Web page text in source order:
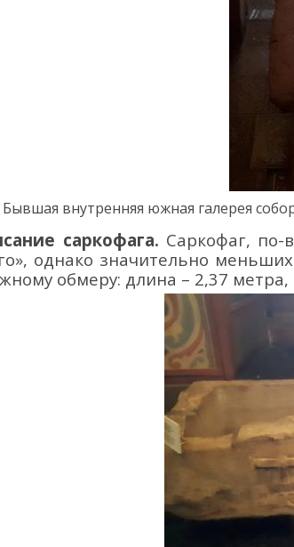
Бывшая внутренняя южная галерея
саркофага. Саркофаг, по-
однако значительно
обмеру: длина – 2,37 метра